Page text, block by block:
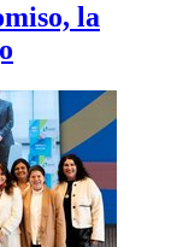
la